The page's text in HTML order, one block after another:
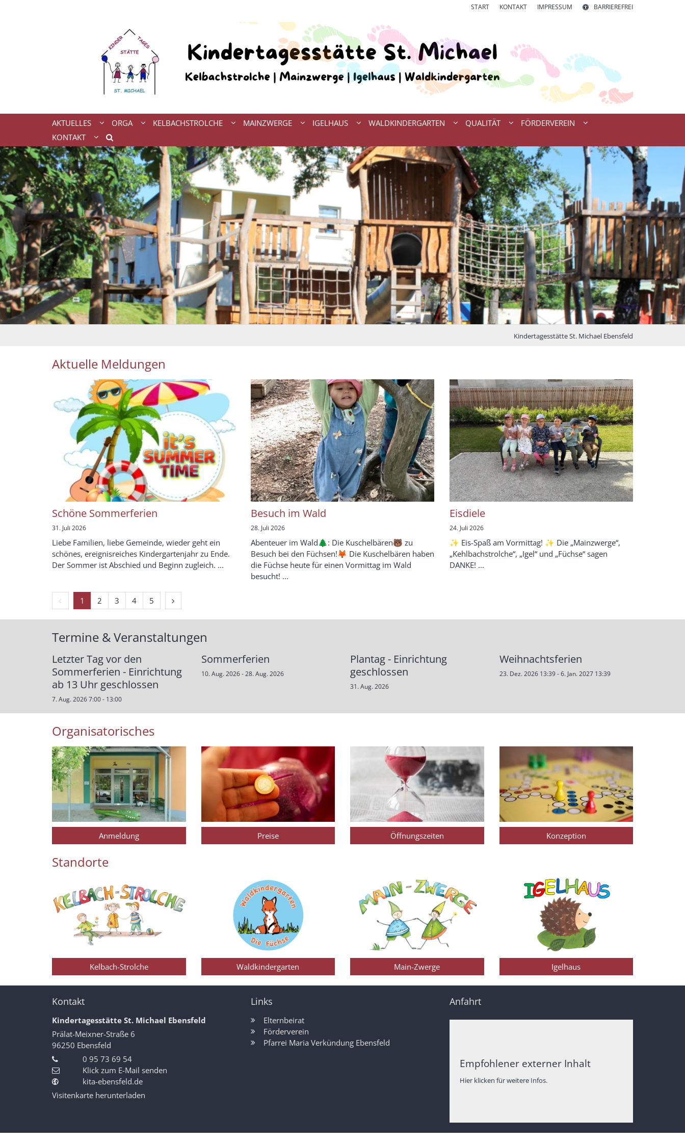
START KONTAKT IMPRESSUM BARRIEREFREI
AKTUELLES ORGA KELBACHSTROLCHE MAINZWERGE IGELHAUS WALDKINDERGARTEN QUALITÄT
FÖRDERVEREIN
KONTAKT
Kindertagesstätte St. Michael Ebensfeld
Aktuelle Meldungen
Schöne Sommerferien
31. Juli 2026
Liebe Familien, liebe Gemeinde, wieder geht ein
schönes, ereignisreiches Kindergartenjahr zu Ende.
Der Sommer ist Abschied und Beginn zugleich. ...
Besuch im Wald
28. Juli 2026
Abenteuer im Wald🌲: Die Kuschelbären🐻 zu
Besuch bei den Füchsen!🦊 Die Kuschelbären haben
die Füchse heute für einen Vormittag im Wald
besucht! ...
Eisdiele
24. Juli 2026
✨ Eis-Spaß am Vormittag! ✨ Die „Mainzwerge“,
„Kehlbachstrolche“, „Igel“ und „Füchse“ sagen
DANKE! ...
Vorherige Seite
1 2 3 4 5 Nächste Seite
Termine & Veranstaltungen
Letzter Tag vor den
Sommerferien - Einrichtung
ab 13 Uhr geschlossen
7. Aug. 2026 7:00 - 13:00
Sommerferien
10. Aug. 2026 - 28. Aug. 2026
Plantag - Einrichtung
geschlossen
31. Aug. 2026
Weihnachtsferien
23. Dez. 2026 13:39 - 6. Jan. 2027 13:39
Organisatorisches
Anmeldung Preise Öffnungszeiten Konzeption
Standorte
Kelbach-Strolche Waldkindergarten Main-Zwerge Igelhaus
Kontakt
Kindertagesstätte St. Michael Ebensfeld
Prälat-Meixner-Straße 6
96250 Ebensfeld
0 95 73 69 54
Klick zum E-Mail senden
kita-ebensfeld.de
Visitenkarte herunterladen
Links
Elternbeirat
Förderverein
Pfarrei Maria Verkündung Ebensfeld
Anfahrt
Empfohlener externer Inhalt
Hier klicken für weitere Infos.